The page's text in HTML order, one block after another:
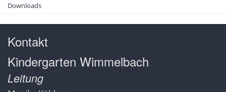
Downloads
Kontakt
Kindergarten Wimmelbach
Leitung